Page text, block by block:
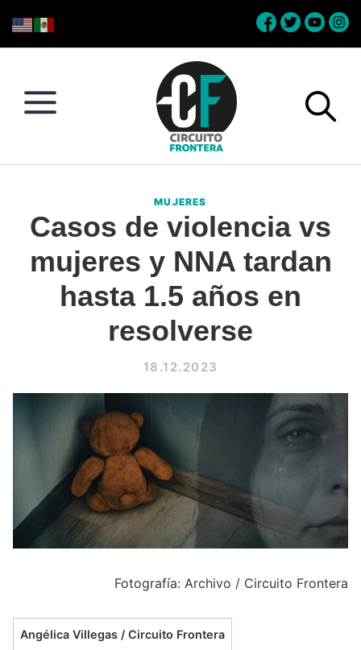
to
to
to
to
Conéctate
la
frontera
MUJERES
Casos de violencia vs
mujeres y NNA tardan
hasta 1.5 años en
resolverse
18.12.2023
Fotografía: Archivo / Circuito Frontera
Angélica Villegas / Circuito Frontera